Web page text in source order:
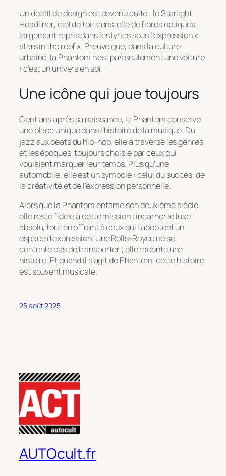
Un détail de design est devenu culte : leStarlight
Headliner, ciel de toit constellé de fibres optiques,
largement repris dans les lyrics sous l’expression «
stars in the roof ». Preuve que, dans la culture
urbaine, la Phantom n’est pas seulement une voiture
: c’est un univers en soi.
Une icône qui joue toujours
Cent ans après sa naissance, la Phantom conserve
une place unique dans l’histoire de la musique. Du
jazz aux beats du hip-hop, elle a traversé les genres
et les époques, toujours choisie par ceux qui
voulaient marquer leur temps. Plus qu’une
automobile, elle est un symbole : celui du succès, de
la créativité et de l’expression personnelle.
Alors que la Phantom entame son deuxième siècle,
elle reste fidèle à cette mission : incarner le luxe
absolu, tout en offrant à ceux qui l’adoptent un
espace d’expression. Une Rolls-Royce ne se
contente pas de transporter ; elle raconte une
histoire. Et quand il s’agit de Phantom, cette histoire
est souvent musicale.
25 août 2025
AUTOcult.fr